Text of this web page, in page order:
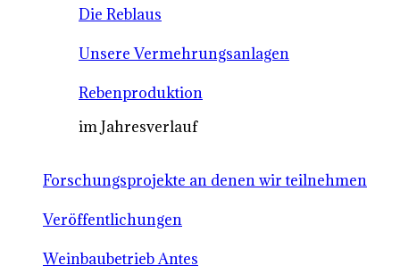
Die Reblaus
Unsere Vermehrungsanlagen
Rebenproduktion
im Jahresverlauf
Forschungsprojekte an denen wir teilnehmen
Veröffentlichungen
Weinbaubetrieb Antes